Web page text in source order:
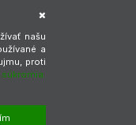
našu
a
proti